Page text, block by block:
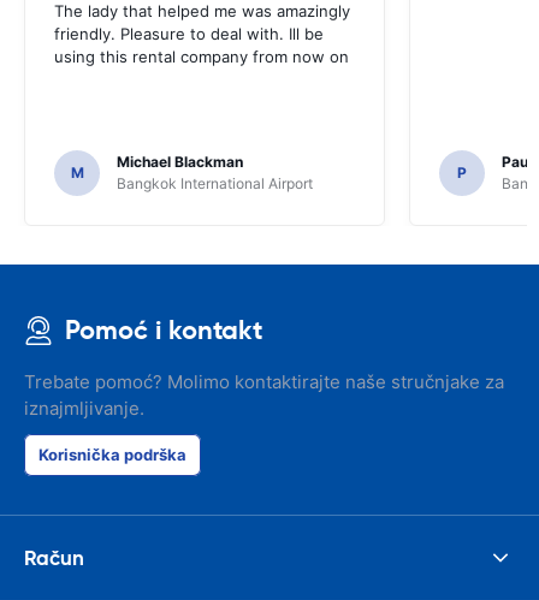
The lady that helped me was amazingly
friendly. Pleasure to deal with. Ill be
using this rental company from now on
M
Michael Blackman
Bangkok International Airport
P
Paul
Pomoć i kontakt
Trebate pomoć? Molimo kontaktirajte naše stručnjake za
iznajmljivanje.
Korisnička podrška
Račun